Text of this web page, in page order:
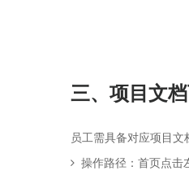
三、 项目 文
员工需具备对应项目文
操作路径：首页点击